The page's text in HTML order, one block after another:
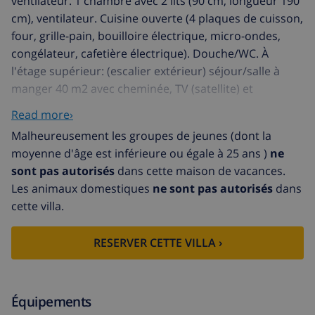
cm), ventilateur. Cuisine ouverte (4 plaques de cuisson,
four, grille-pain, bouilloire électrique, micro-ondes,
congélateur, cafetière électrique). Douche/WC. À
l'étage supérieur: (escalier extérieur) séjour/salle à
manger 40 m2 avec cheminée, TV (satellite) et
chambre avec 1 grand-lit (150 cm, longueur 190 cm),
ventilateur. 1 chambre avec 2 lits (90 cm, longueur 190
cm), ventilateur. 1 chambre avec 2 lits (90 cm, longueur
190 cm), douche/bidet/WC et ventilateur. Cuisine (4
plaques de cuisson, four, micro-ondes, congélateur,
gril, cafetière électrique). Douche/bidet/WC. Grande
terrasse. Meubles de terrasse, barbecue, chaises
longues, loggia. Vue sur la localité. A disposition: lave-
linge, fer à repasser, moustiquaire, chaise haute pour
(Connexion WIFI, gratuit). Place de parking (cloturée).
Read more›
Malheureusement les groupes de jeunes (dont la
moyenne d'âge est inférieure ou égale à 25 ans ) ne
sont pas autorisés dans cette maison de vacances.
Les animaux domestiques ne sont pas autorisés dans
cette villa.
RESERVER CETTE VILLA ›
Équipements